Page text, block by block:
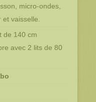
micro-ondes,
vaisselle.
de 140 cm
avec 2 lits de 80